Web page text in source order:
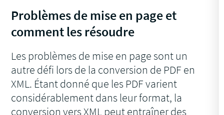
Problèmes de mise en page et
comment les résoudre
Les problèmes de mise en page sont un
autre défi lors de la conversion de PDF en
XML. Étant donné que les PDF varient
considérablement dans leur format, la
conversion vers XML peut entraîner des